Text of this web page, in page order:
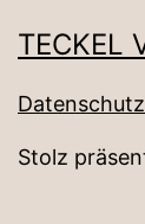
TECKEL
Stolz